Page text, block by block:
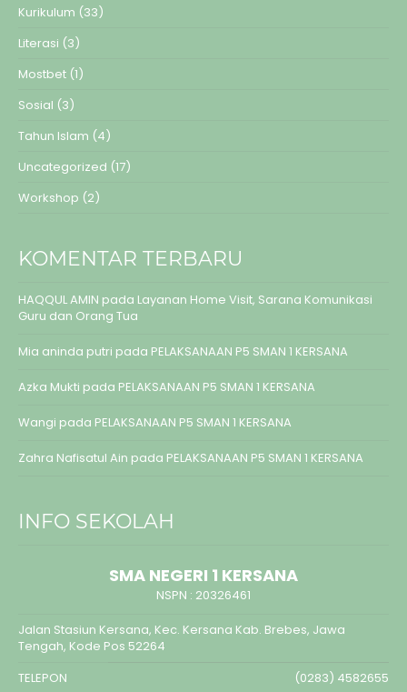
Kurikulum (33)
Literasi (3)
Mostbet (1)
Sosial (3)
Tahun Islam (4)
Uncategorized (17)
Workshop (2)
KOMENTAR TERBARU
HAQQUL AMIN pada Layanan Home Visit, Sarana Komunikasi
Guru dan Orang Tua
Mia aninda putri pada PELAKSANAAN P5 SMAN 1 KERSANA
Azka Mukti pada PELAKSANAAN P5 SMAN 1 KERSANA
Wangi pada PELAKSANAAN P5 SMAN 1 KERSANA
Zahra Nafisatul Ain pada PELAKSANAAN P5 SMAN 1 KERSANA
INFO SEKOLAH
SMA NEGERI 1 KERSANA
NSPN : 20326461
Jalan Stasiun Kersana, Kec. Kersana Kab. Brebes, Jawa
Tengah, Kode Pos 52264
TELEPON
(0283) 4582655